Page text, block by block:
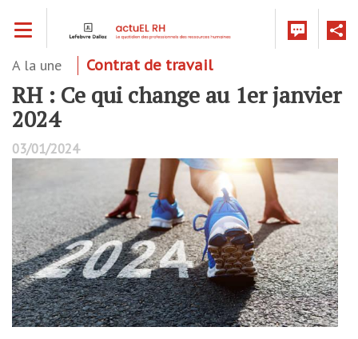
contenu
A la une Contrat de travail
RH : Ce qui change au 1er janvier
2024
03/01/2024